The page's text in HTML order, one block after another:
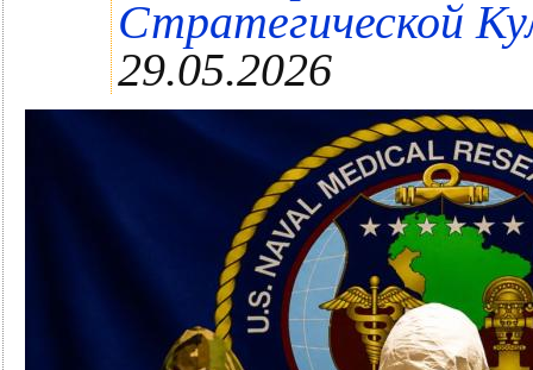
Стратегической
29.05.2026